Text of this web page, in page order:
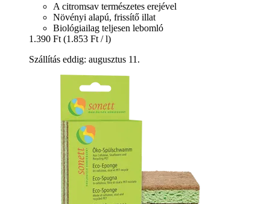
A citromsav természetes erejével
Növényi alapú, frissítő illat
Biológiailag teljesen lebomló
1.390 Ft (1.853 Ft / l)
Szállítás eddig: augusztus 11.